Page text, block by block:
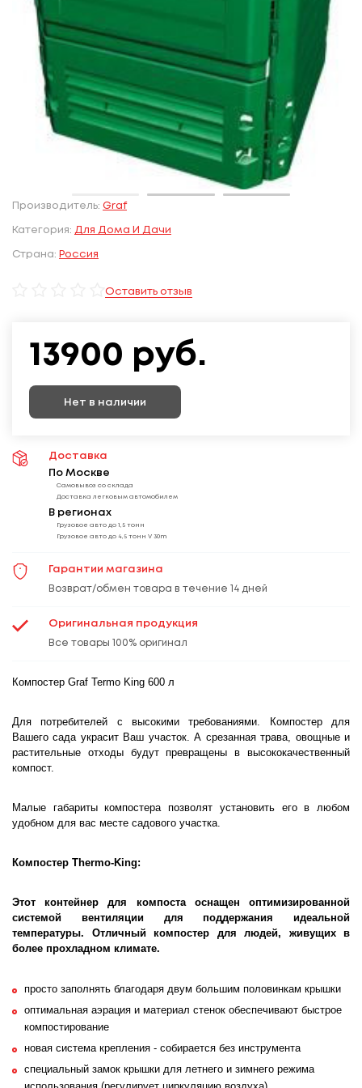
Производитель: Graf
Категория: Для Дома И Дачи
Страна: Россия
Оставить отзыв
13900 руб.
Нет в наличии
Доставка
По Москве
Самовывоз со склада
Доставка легковым автомобилем
В регионах
Грузовое авто до 1,5 тонн
Грузовое авто до 4,5 тонн V 30m
Гарантии магазина
Возврат/обмен товара в течение 14 дней
Оригинальная продукция
Все товары 100% оригинал
Компостер Graf Termo King 600 л
Для потребителей с высокими требованиями. Компостер для
Вашего сада украсит Ваш участок. А срезанная трава, овощные и
растительные отходы будут превращены в высококачественный
компост.
Малые габариты компостера позволят установить его в любом
удобном для вас месте садового участка.
Компостер Thermo-King:
Этот контейнер для компоста оснащен оптимизированной
системой вентиляции для поддержания идеальной
температуры. Отличный компостер для людей, живущих в
более прохладном климате.
просто заполнять благодаря двум большим половинкам крышки
оптимальная аэрация и материал стенок обеспечивают быстрое
компостирование
новая система крепления - собирается без инструмента
специальный замок крышки для летнего и зимнего режима